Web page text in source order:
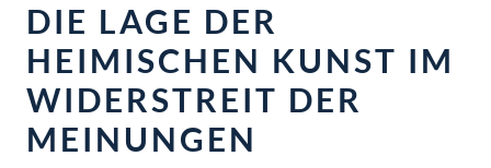
DIE LAGE DER
HEIMISCHEN KUNST IM
WIDERSTREIT DER
MEINUNGEN